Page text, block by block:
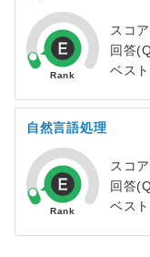
スコア
回答
ベス
自然言語処理
スコア
回答
ベス